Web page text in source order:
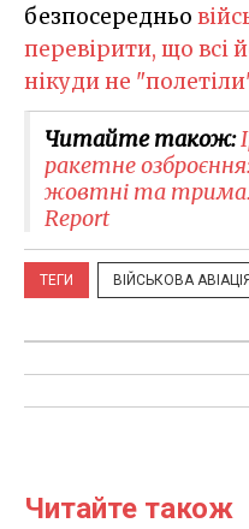
безпосередньо
перевірити, що всі
нікуди не
Читайте також:
ракетне
жовтні та
Report
ТЕГИ ВІЙСЬКОВА
Читайте також